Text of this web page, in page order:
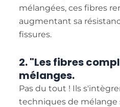
mélangées, ces fibres
augmentant sa
fissures.
2. "Les fibres
mélanges.
Pas du tout ! Ils
techniques de mélange